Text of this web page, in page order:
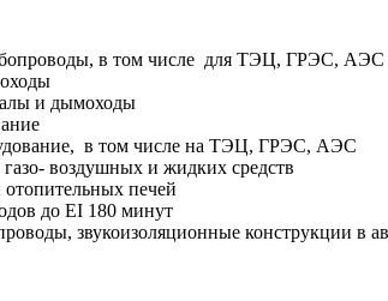
в том числе для ТЭЦ, ГРЭС, АЭС
и дымоходы
в том числе на ТЭЦ, ГРЭС, АЭС
воздушных и жидких средств
печей
до EI 180 минут
звукоизоляционные конструкции в